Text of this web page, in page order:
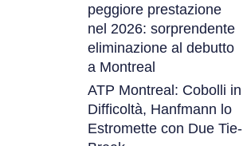
peggiore prestazione
nel 2026: sorprendente
eliminazione al debutto
a Montreal
ATP Montreal: Cobolli in
Difficoltà, Hanfmann lo
Estromette con Due Tie-